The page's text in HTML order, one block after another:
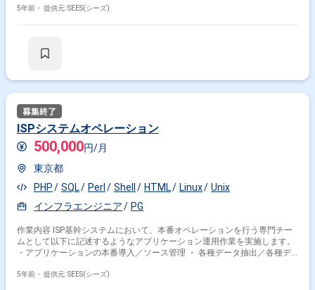
5年前・ 提供元: SEES(シーズ)
ISPシステムオペレーション
500,000円/月
東京都
PHP
SQL Perl Shell HTML Linux
Unix
インフラエンジニア
PG
作業内容 ISP基幹システムにおいて、本番オペレーションを行う専門チー
ムとして以下に記述するようなアプリケーション運用作業を実施します。
・アプリケーションの本番導入／ソース管理 ・ 各種データ抽出／各種デ
他定期オペレーション作業
5年前・ 提供元: SEES(シーズ)